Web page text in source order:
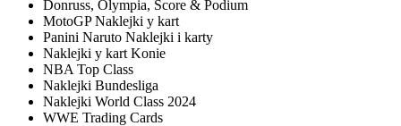
Donruss, Olympia, Score & Podium
MotoGP Naklejki y kart
Panini Naruto Naklejki i karty
Naklejki y kart Konie
NBA Top Class
Naklejki Bundesliga
Naklejki World Class 2024
WWE Trading Cards